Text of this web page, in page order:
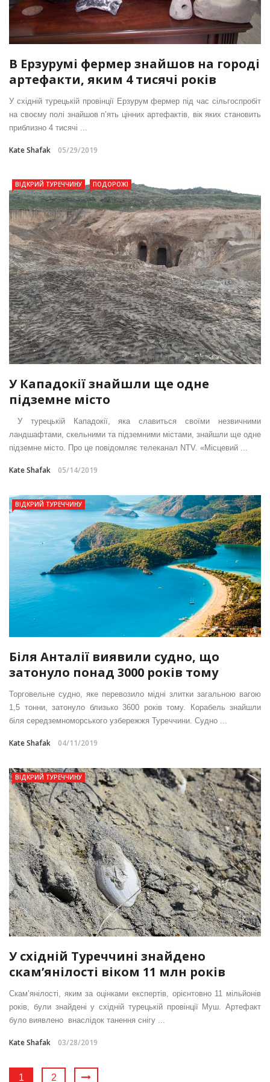
В Ерзурумі фермер знайшов на городі
артефакти, яким 4 тисячі років
У східній турецькій провінції Ерзурум фермер під час сільгоспробіт
на своєму полі знайшов п’ять цінних артефактів, вік яких становить
приблизно 4 тисячі ...
Kate Shafak 05/29/2019
ВІДКРИЙ ТУРЕЧЧИНУ ПОДОРОЖІ
У Кападокії знайшли ще одне
підземне місто
У турецькій Кападокії, яка славиться своїми незвичними
ландшафтами, скельними та підземними містами, знайшли ще одне
підземне місто. Про це повідомляє телеканал NTV. «Місцевий ...
Kate Shafak 05/14/2019
ВІДКРИЙ ТУРЕЧЧИНУ
Біля Анталії виявили судно, що
затонуло понад 3000 років тому
Торговельне судно, яке перевозило мідні злитки загальною вагою
1,5 тонни, затонуло близько 3600 років тому. Корабель знайшли
біля середземноморського узбережжя Туреччини. Судно ...
Kate Shafak 04/11/2019
ВІДКРИЙ ТУРЕЧЧИНУ
У східній Туреччині знайдено
скам’янілості віком 11 млн років
Скам’янілості, яким за оцінками експертів, орієнтовно 11 мільйонів
років, були знайдені у східній турецькій провінції Муш. Артефакт
було виявлено внаслідок танення снігу ...
Kate Shafak 03/28/2019
1 2